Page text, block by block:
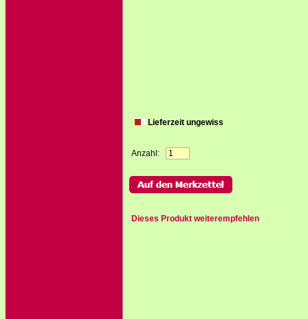
Lieferzeit ungewiss
Anzahl:
Dieses Produkt weiterempfehlen